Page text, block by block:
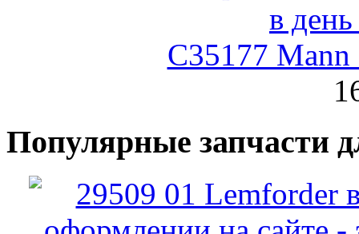
C35177
Популярные запчасти